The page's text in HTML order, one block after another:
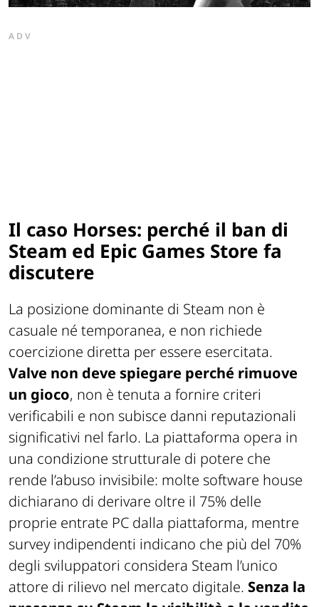
ADV
Il caso Horses: perché il ban di
Steam ed Epic Games Store fa
discutere
La posizione dominante di Steam non è
casuale né temporanea, e non richiede
coercizione diretta per essere esercitata.
Valve non deve spiegare perché rimuove
un gioco, non è tenuta a fornire criteri
verificabili e non subisce danni reputazionali
significativi nel farlo. La piattaforma opera in
una condizione strutturale di potere che
rende l’abuso invisibile: molte software house
dichiarano di derivare oltre il 75% delle
proprie entrate PC dalla piattaforma, mentre
survey indipendenti indicano che più del 70%
degli sviluppatori considera Steam l’unico
attore di rilievo nel mercato digitale. Senza la